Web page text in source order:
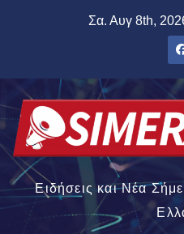
Σα. Αυγ 8th,
Ειδήσεις και Νέα